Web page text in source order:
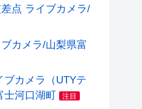
点 ライブカメラ/
カメラ/山梨県富
カメラ（UTYテ
河口湖町
注目